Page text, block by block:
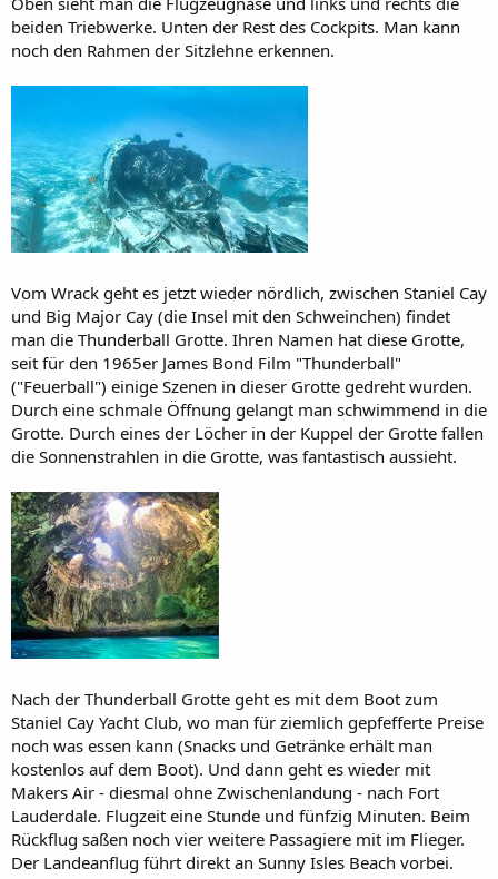
beiden Triebwerke. Unten der Rest des Cockpits. Man kann
noch den Rahmen der Sitzlehne erkennen.
Vom Wrack geht es jetzt wieder nördlich, zwischen Staniel Cay
und Big Major Cay (die Insel mit den Schweinchen) findet
man die Thunderball Grotte. Ihren Namen hat diese Grotte,
seit für den 1965er James Bond Film "Thunderball"
("Feuerball") einige Szenen in dieser Grotte gedreht wurden.
Durch eine schmale Öffnung gelangt man schwimmend in die
Grotte. Durch eines der Löcher in der Kuppel der Grotte fallen
die Sonnenstrahlen in die Grotte, was fantastisch aussieht.
Nach der Thunderball Grotte geht es mit dem Boot zum
Staniel Cay Yacht Club, wo man für ziemlich gepfefferte Preise
noch was essen kann (Snacks und Getränke erhält man
kostenlos auf dem Boot). Und dann geht es wieder mit
Makers Air - diesmal ohne Zwischenlandung - nach Fort
Lauderdale. Flugzeit eine Stunde und fünfzig Minuten. Beim
Rückflug saßen noch vier weitere Passagiere mit im Flieger.
Der Landeanflug führt direkt an Sunny Isles Beach vorbei.